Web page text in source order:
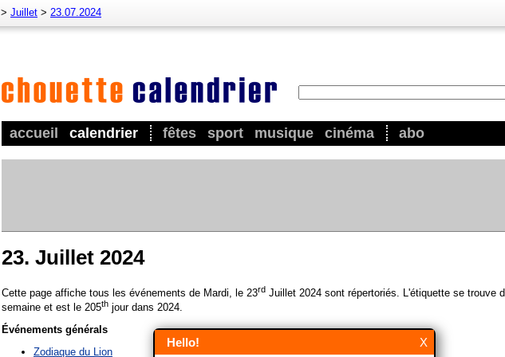
accueil calendrier fêtes sport musique cinéma abo
> Juillet > 23.07.2024
23. Juillet 2024
Cette page affiche tous les événements de Mardi, le 23rd Juillet 2024 sont répertoriés. L'étiquette se trouve
semaine et est le 205th jour dans 2024.
Événements générals
Zodiaque du Lion
X
Hello!